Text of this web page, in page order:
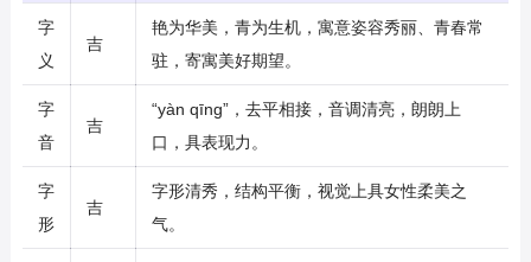
字
义
吉
艳为华美，青为生机，寓意姿容秀丽、青春常
驻，寄寓美好期望。
字
音
吉
“yàn qīng”，去平相接，音调清亮，朗朗上
口，具表现力。
字
形
吉
字形清秀，结构平衡，视觉上具女性柔美之
气。